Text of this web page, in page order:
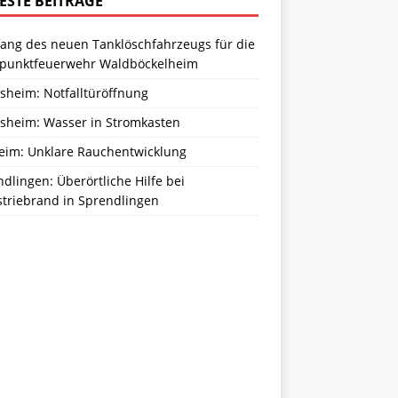
des neuen Tanklöschfahrzeugs für die
Waldböckelheim
Notfalltüröffnung
Wasser in Stromkasten
Unklare Rauchentwicklung
Überörtliche Hilfe bei
in Sprendlingen